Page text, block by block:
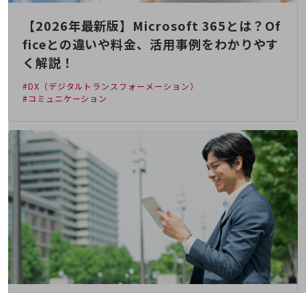
ネットワーク・モバイル
クラウド・データセンター
電話・映像コミュニケーション
セキュリティ
IoT
データ利活用
運用管理
業務支援・マーケティング
災害対策・BCP
課題・ニーズで探す
課題・ニーズで探すTOP
【2026年最新版】Microsoft 365とは？Of
ficeとの違いや料金、活用事例をわかりやす
く解説！
#DX（デジタルトランスフォーメーション）
#コミュニケーション